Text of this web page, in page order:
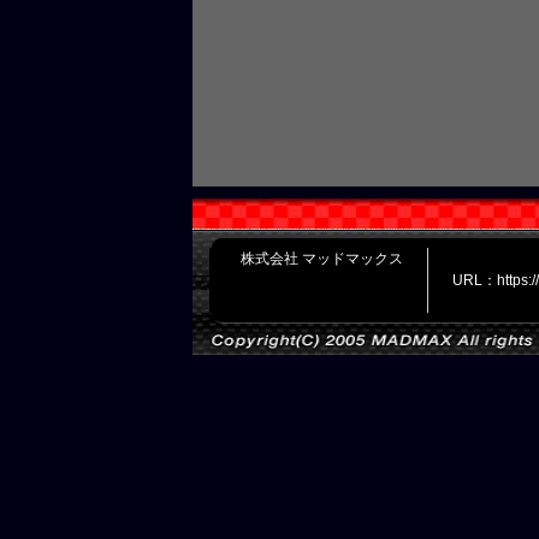
株式会社 マッドマックス
URL：